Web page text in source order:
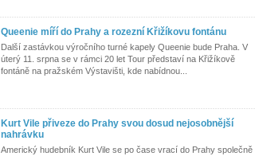
Queenie míří do Prahy a rozezní Křižíkovu fontánu
Další zastávkou výročního turné kapely Queenie bude Praha. V
úterý 11. srpna se v rámci 20 let Tour představí na Křižíkově
fontáně na pražském Výstavišti, kde nabídnou...
Kurt Vile přiveze do Prahy svou dosud nejosobnější
nahrávku
Americký hudebník Kurt Vile se po čase vrací do Prahy společně